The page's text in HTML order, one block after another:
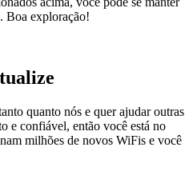
Boa exploração!
quanto nós e quer ajudar outras
e confiável, então você está no
milhões de novos WiFis e você